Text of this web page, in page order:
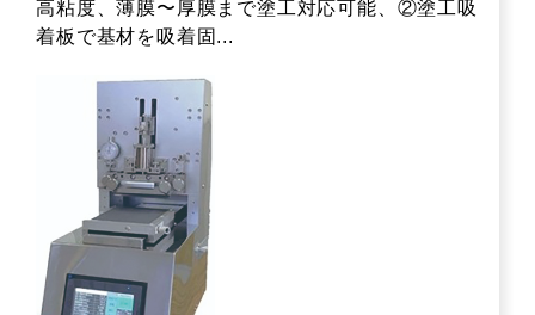
高粘度、薄膜〜厚膜まで塗工対応可能、②塗工吸
着板で基材を吸着固...